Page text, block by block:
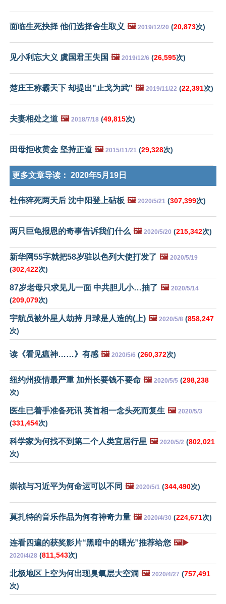
面临生死抉择 他们选择舍生取义 🖼️ 2019/12/20 (20,873次)
见小利忘大义 虞国君王失国 🖼️ 2019/12/6 (26,595次)
楚庄王称霸天下 却提出"止戈为武" 🖼️ 2019/11/22 (22,391次)
夫妻相处之道 🖼️ 2018/7/18 (49,815次)
田母拒收黄金 坚持正道 🖼️ 2015/11/21 (29,328次)
更多文章导读： 2020年5月19日
杜伟猝死两天后 沈中阳登上砧板 🖼️ 2020/5/21 (307,399次)
两只巨龟报恩的奇事告诉我们什么 🖼️ 2020/5/20 (215,342次)
新华网55字就把58岁驻以色列大使打发了 🖼️ 2020/5/19
(302,422次)
87岁老母只求见儿一面 中共胆儿小…抽了 🖼️ 2020/5/14
(209,079次)
宇航员被外星人劫持 月球是人造的(上) 🖼️ 2020/5/8 (858,247
次)
读《看见瘟神……》有感 🖼️ 2020/5/6 (260,372次)
纽约州疫情最严重 加州长要钱不要命 🖼️ 2020/5/5 (298,238
次)
医生已着手准备死讯 英首相一念头死而复生 🖼️ 2020/5/3
(331,454次)
科学家为何找不到第二个人类宜居行星 🖼️ 2020/5/2 (802,021
次)
崇祯与习近平为何命运可以不同 🖼️ 2020/5/1 (344,490次)
莫扎特的音乐作品为何有神奇力量 🖼️ 2020/4/30 (224,671次)
连看四遍的获奖影片“黑暗中的曙光”推荐给您 🖼️▶️
2020/4/28 (811,543次)
北极地区上空为何出现臭氧层大空洞 🖼️ 2020/4/27 (757,491
次)